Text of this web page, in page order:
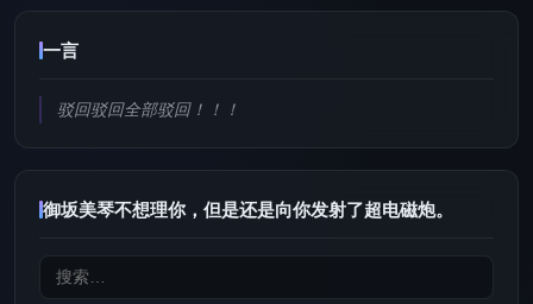
一言
驳回驳回全部驳回！！！
御坂美琴不想理你，但是还是向你发射了超电磁炮。
搜